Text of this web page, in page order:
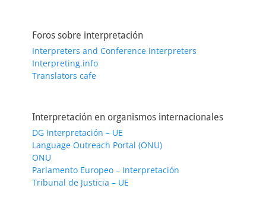
Foros sobre interpretación
Interpreters and Conference interpreters
Interpreting.info
Translators cafe
Interpretación en organismos internacionales
DG Interpretación – UE
Language Outreach Portal (ONU)
ONU
Parlamento Europeo – Interpretación
Tribunal de Justicia – UE